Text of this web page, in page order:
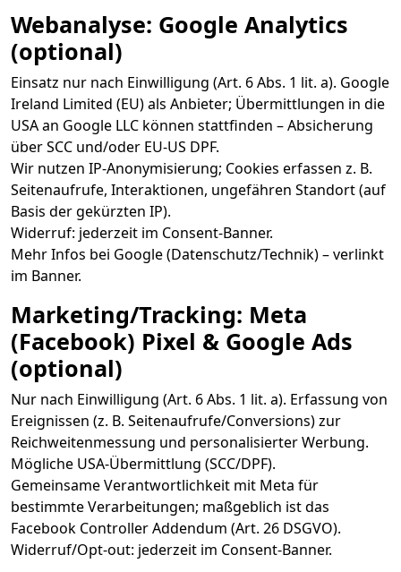
Webanalyse: Google Analytics
(optional)
Einsatz nur nach Einwilligung (Art. 6 Abs. 1 lit. a). Google
Ireland Limited (EU) als Anbieter; Übermittlungen in die
USA an Google LLC können stattfinden – Absicherung
über SCC und/oder EU-US DPF.
Wir nutzen IP-Anonymisierung; Cookies erfassen z. B.
Seitenaufrufe, Interaktionen, ungefähren Standort (auf
Basis der gekürzten IP).
Widerruf: jederzeit im Consent-Banner.
Mehr Infos bei Google (Datenschutz/Technik) – verlinkt
im Banner.
Marketing/Tracking: Meta
(Facebook) Pixel & Google Ads
(optional)
Nur nach Einwilligung (Art. 6 Abs. 1 lit. a). Erfassung von
Ereignissen (z. B. Seitenaufrufe/Conversions) zur
Reichweitenmessung und personalisierter Werbung.
Mögliche USA-Übermittlung (SCC/DPF).
Gemeinsame Verantwortlichkeit mit Meta für
bestimmte Verarbeitungen; maßgeblich ist das
Facebook Controller Addendum (Art. 26 DSGVO).
Widerruf/Opt-out: jederzeit im Consent-Banner.